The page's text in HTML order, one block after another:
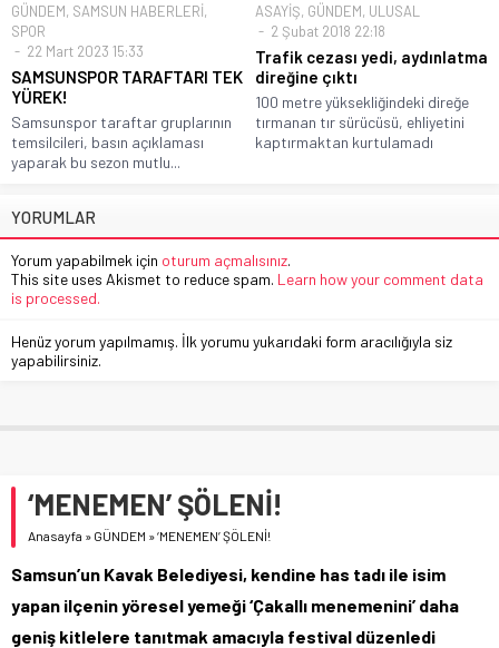
GÜNDEM, SAMSUN HABERLERİ,
SPOR
22 Mart 2023 15:33
SAMSUNSPOR TARAFTARI TEK
YÜREK!
Samsunspor taraftar gruplarının
temsilcileri, basın açıklaması
yaparak bu sezon mutlu...
ASAYİŞ, GÜNDEM, ULUSAL
2 Şubat 2018 22:18
Trafik cezası yedi, aydınlatma
direğine çıktı
100 metre yüksekliğindeki direğe
tırmanan tır sürücüsü, ehliyetini
kaptırmaktan kurtulamadı
YORUMLAR
Yorum yapabilmek için oturum açmalısınız.
This site uses Akismet to reduce spam. Learn how your comment data
is processed.
Henüz yorum yapılmamış. İlk yorumu yukarıdaki form aracılığıyla siz
yapabilirsiniz.
‘MENEMEN’ ŞÖLENİ!
Anasayfa » GÜNDEM »‘MENEMEN’ ŞÖLENİ!
Samsun’un Kavak Belediyesi, kendine has tadı ile isim
yapan ilçenin yöresel yemeği ‘Çakallı menemenini’ daha
geniş kitlelere tanıtmak amacıyla festival düzenledi